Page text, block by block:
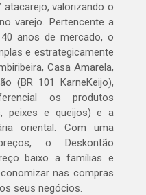
valorizando o
varejo. Pertencente a
anos de mercado, o
e estrategicamente
Casa Amarela,
(BR 101 KarneKeijo),
os produtos
peixes e queijos) e a
oriental. Com uma
o Deskontão
baixo a famílias e
nas compras
seus negócios.